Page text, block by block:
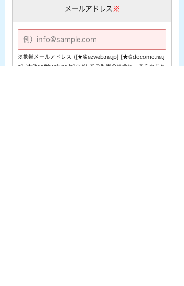
メールアドレス ※
※携帯メールアドレス ([★@ezweb.ne.jp] [★@docomo.ne.j
p] [★@softbank.ne.jp]など) をご利用の場合は、あらかじめ